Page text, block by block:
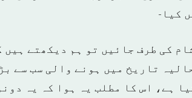
کیا-
کی طرف جائیں تو ہم دیکھتے
تاریخ میں ہونے والی سب سے
ہے، اس کا مطلب یہ ہوا کہ یہ